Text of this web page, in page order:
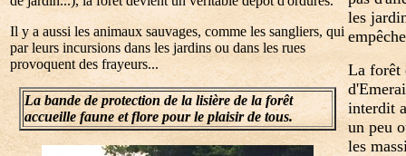
Il y a aussi les animaux sauvages, comme les sangliers, qui
par leurs incursions dans les jardins ou dans les rues
provoquent des frayeurs...
La bande de protection de la lisière de la forêt
accueille faune et flore pour le plaisir de tous.
les
La forêt
interdit
un peu
les